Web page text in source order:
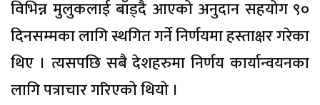
विभिन्न मुलुकलाई बाँड्दै आएको अनुदान सहयोग ९०
दिनसम्मका लागि स्थगित गर्ने निर्णयमा हस्ताक्षर गरेका
थिए । त्यसपछि सबै देशहरुमा निर्णय कार्यान्वयनका
लागि पत्राचार गरिएको थियो ।